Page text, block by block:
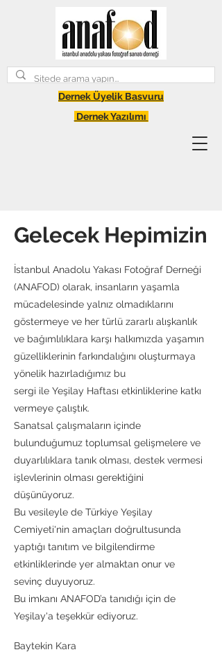
Dernek Üyelik Basvuru
Dernek Yazılımı
Gelecek Hepimizin
İstanbul Anadolu Yakası Fotoğraf Derneği
(ANAFOD) olarak, insanların yaşamla
mücadelesinde yalnız olmadıklarını
göstermeye ve her türlü zararlı alışkanlık
ve bağımlılıklara karşı halkımızda yaşamın
güzelliklerinin farkındalığını oluşturmaya
yönelik hazırladığımız bu
sergi ile Yeşilay Haftası etkinliklerine katkı
vermeye çalıştık.
Sanatsal çalışmaların içinde
bulunduğumuz toplumsal gelişmelere ve
duyarlılıklara tanık olması, destek vermesi
işlevlerinin olması gerektiğini
düşünüyoruz.
Bu vesileyle de Türkiye Yeşilay
Cemiyeti'nin amaçları doğrultusunda
yaptığı tanıtım ve bilgilendirme
etkinliklerinde yer almaktan onur ve
sevinç duyuyoruz.
Bu imkanı ANAFOD’a tanıdığı için de
Yeşilay'a teşekkür ediyoruz.
Baytekin Kara